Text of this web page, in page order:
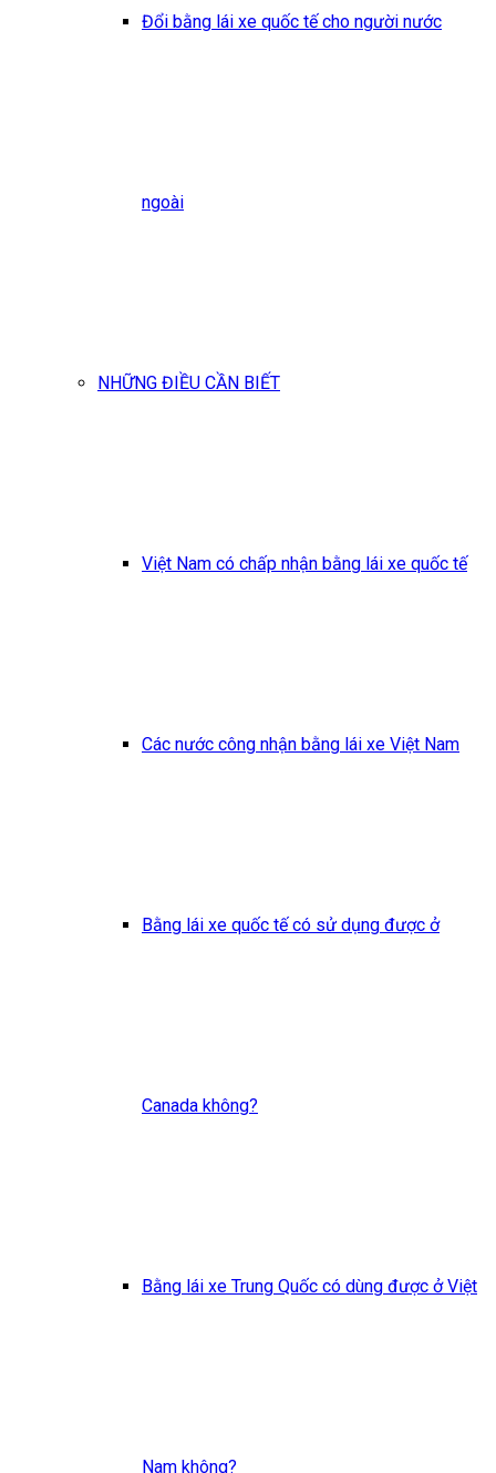
Đổi bằng lái xe quốc tế cho người nước
ngoài
NHỮNG ĐIỀU CẦN BIẾT
Việt Nam có chấp nhận bằng lái xe quốc tế
Các nước công nhận bằng lái xe Việt Nam
Bằng lái xe quốc tế có sử dụng được ở
Canada không?
Bằng lái xe Trung Quốc có dùng được ở Việt
Nam không?